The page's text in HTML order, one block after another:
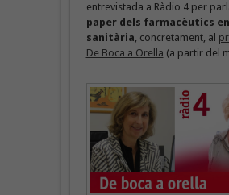
entrevistada a Ràdio 4 per
paper dels farmacèutics
sanitària, concretament, al
De Boca a Orella (a partir del